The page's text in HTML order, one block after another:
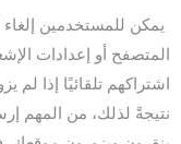
يمكن للمستخدمين
المتصفح أو إعدادات
اشتراكهم تلقائيًا إذا
نتيجةً لذلك، من المهم